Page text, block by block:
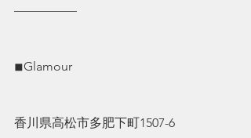
—————
◾︎Glamour
香川県高松市多肥下町1507-6